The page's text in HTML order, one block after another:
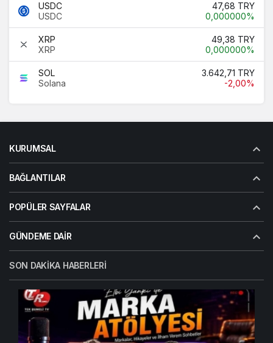
USDC
USDC
47,68 TRY
0,000000%
XRP
XRP
49,38 TRY
0,000000%
SOL
Solana
3.642,71 TRY
-2,00%
KURUMSAL
BAĞLANTILAR
POPÜLER SAYFALAR
GÜNDEME DAIR
SON DAKIKA HABERLERI